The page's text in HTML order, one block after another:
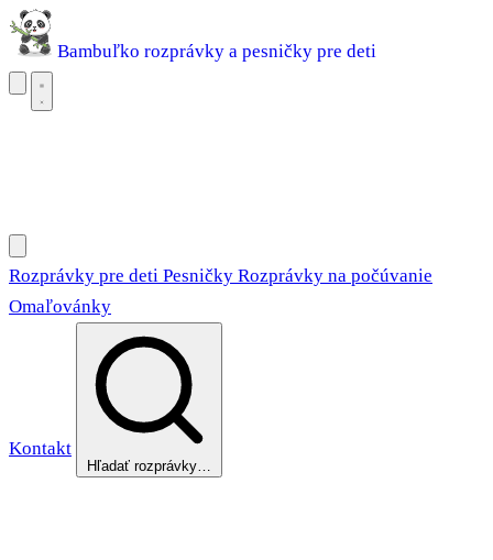
Bambuľko rozprávky a pesničky pre deti
Rozprávky pre deti Pesničky Rozprávky na počúvanie
Omaľovánky
Kontakt
Hľadať rozprávky…